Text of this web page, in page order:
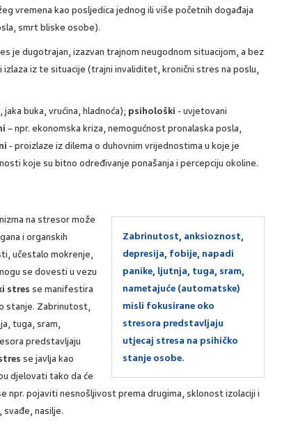
vremena kao posljedica jednog ili više početnih događaja
smrt bliske osobe).
je dugotrajan, izazvan trajnom neugodnom situacijom, a bez
izlaza iz te situacije (trajni invaliditet, kronični stres na poslu,
jaka buka, vrućina, hladnoća); psihološki - uvjetovani
– npr. ekonomska kriza, nemogućnost pronalaska posla,
-proizlaze iz dilema o duhovnim vrijednostima u koje je
koje su bitno određivanje ponašanja i percepciju okoline.
Zabrinutost, anksioznost,
depresija, fobije, napadi
panike, ljutnja, tuga, sram,
nametajuće (automatske)
misli fokusirane oko
stresora predstavljaju
utjecaj stresa na psihičko
stanje osobe.
na stresor može
i organskih
učestalo mokrenje,
se dovesti u vezu
stres se manifestira
stanje. Zabrinutost,
tuga, sram,
predstavljaju
se javlja kao
djelovati tako da će
npr. pojaviti nesnošljivost prema drugima, sklonost izolaciji i
svađe, nasilje.